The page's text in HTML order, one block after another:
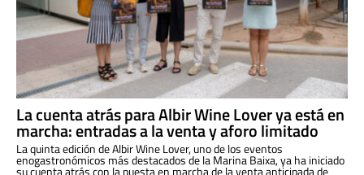
La cuenta atrás para Albir Wine Lover ya está en
marcha: entradas a la venta y aforo limitado
La quinta edición de Albir Wine Lover, uno de los eventos
enogastronómicos más destacados de la Marina Baixa, ya ha iniciado
su cuenta atrás con la puesta en marcha de la venta anticipada de